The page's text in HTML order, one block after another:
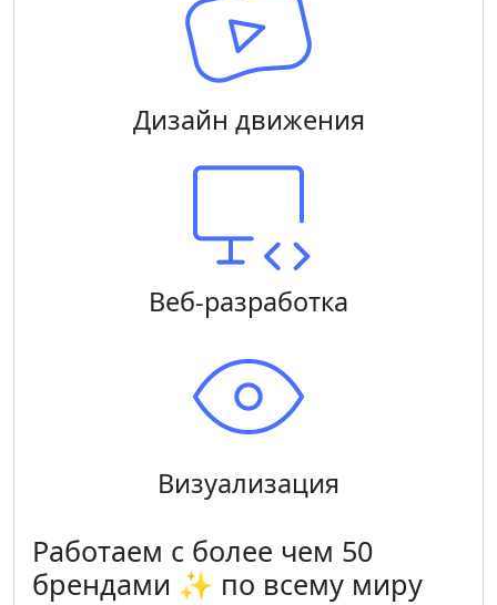
Дизайн движения
Веб-разработка
Визуализация
Работаем с более чем 50
брендами ✨ по всему миру